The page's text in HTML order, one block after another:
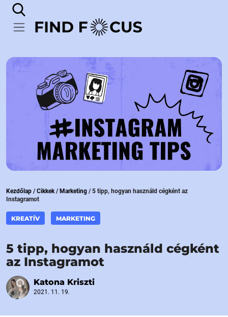
Kezdőlap /Cikkek/ Marketing /5 tipp, hogyan használd cégként az
Instagramot
KREATÍV MARKETING
5 tipp, hogyan használd cégként
az Instagramot
Katona Kriszti
2021. 11. 19.